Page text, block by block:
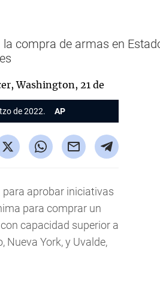
compra de armas en
de 2022. AP
para aprobar iniciativas
para comprar un
capacidad superior a
Nueva York, y Uvalde,